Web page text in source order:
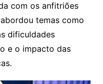
com os anfitriões
temas como
dificuldades
e o impacto das